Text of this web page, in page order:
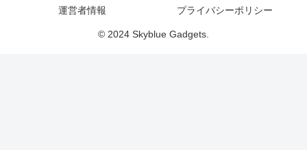
運営者情報 プライバシーポリシー
© 2024 Skyblue Gadgets.